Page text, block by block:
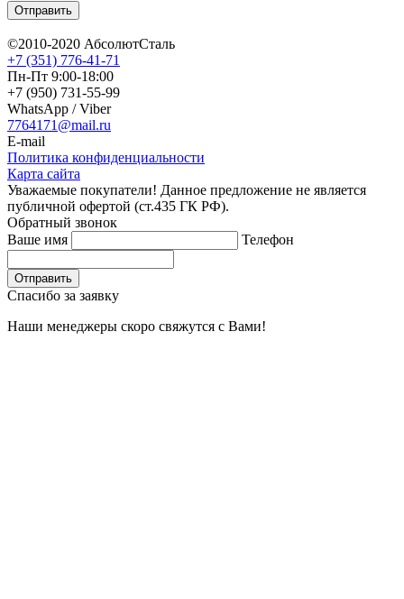
Отправить
©2010-2020 АбсолютСталь
+7 (351) 776-41-71
Пн-Пт 9:00-18:00
+7 (950) 731-55-99
WhatsApp / Viber
7764171@mail.ru
E-mail
Политика конфиденциальности
Карта сайта
Уважаемые покупатели! Данное предложение не является
публичной офертой (ст.435 ГК РФ).
Обратный звонок
Ваше имя
Телефон
Отправить
Спасибо за заявку
Наши менеджеры скоро свяжутся с Вами!